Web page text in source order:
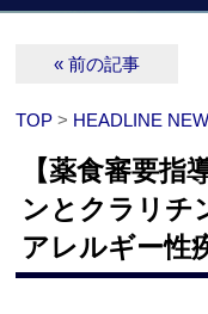
« 前の記事
TOP > HEADLINE
【薬食審要指
ンとクラリチ
アレルギー性